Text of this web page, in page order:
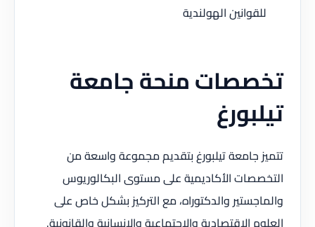
للقوانين الهولندية
تخصصات منحة جامعة
تيلبورغ
تتميز جامعة تيلبورغ بتقديم مجموعة واسعة من
التخصصات الأكاديمية على مستوى البكالوريوس
والماجستير والدكتوراه، مع التركيز بشكل خاص على